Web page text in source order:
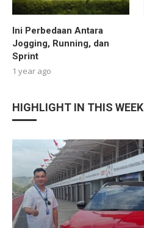
Ini Perbedaan Antara
Jogging, Running, dan
Sprint
1 year ago
HIGHLIGHT IN THIS WEEK